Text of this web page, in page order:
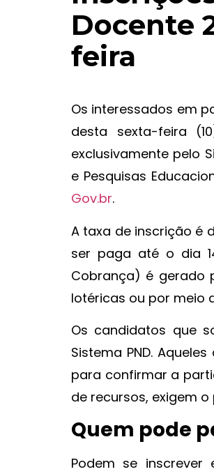
Docente
feira
Os interessados em
desta sexta-feira
exclusivamente pelo
e Pesquisas
Gov.br.
A taxa de inscrição é
ser paga até o dia
Cobrança) é gerado
lotéricas ou por meio
Os candidatos que
Sistema PND.
para confirmar a
de recursos, exigem
Quem pode
Podem se